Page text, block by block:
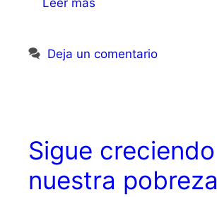
Deja un comentario
Sigue creciendo
nuestra pobreza